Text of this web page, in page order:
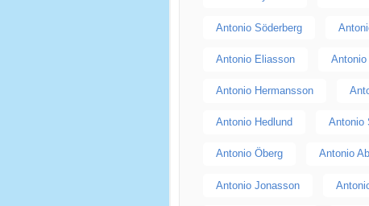
Antonio Söderberg
Antonio Eliasson
Antonio Hermansson
Antonio Hedlund Antonio
Antonio Öberg Antonio
Antonio Jonasson